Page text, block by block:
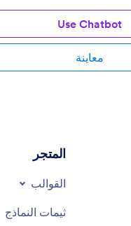
Use Chatbot
معاينة
المتجر
القوالب
ثيمات النماذج